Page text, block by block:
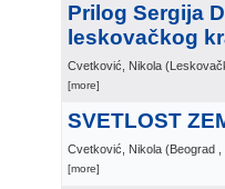
Prilog Sergija
leskovačkog
Cvetković, Nikola (
[more]
SVETLOST
Cvetković, Nikola (Beograd
[more]